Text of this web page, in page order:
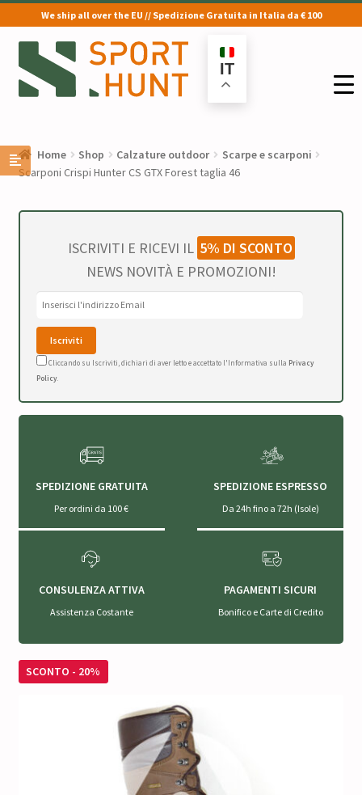
We ship all over the EU // Spedizione Gratuita in Italia da € 100
Vai
alla
navigazione
Vai
al
contenuto
IT
Home Shop Calzature outdoor
Scarpe e scarponi
Scarponi Crispi Hunter CS GTX Forest taglia 46
ISCRIVITI E RICEVI IL 5% DI SCONTO
NEWS NOVITÀ E PROMOZIONI!
Cliccando su Iscriviti, dichiari di aver letto e accettato l'Informativa sulla Privacy
Policy.
SPEDIZIONE GRATUITA
Per ordini da 100 €
SPEDIZIONE ESPRESSO
Da 24h fino a 72h (Isole)
CONSULENZA ATTIVA
Assistenza Costante
PAGAMENTI SICURI
Bonifico e Carte di Credito
SCONTO - 20%